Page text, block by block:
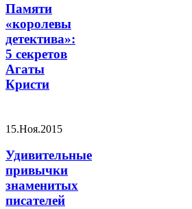
Памяти
«королевы
детектива»:
5 секретов
Агаты
Кристи
15.Ноя.2015
Удивительные
привычки
знаменитых
писателей